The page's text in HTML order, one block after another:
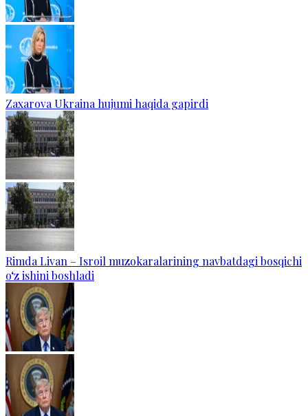
Zaxarova Ukraina hujumi haqida gapirdi
Rimda Livan – Isroil muzokaralarining navbatdagi bosqichi
o‘z ishini boshladi